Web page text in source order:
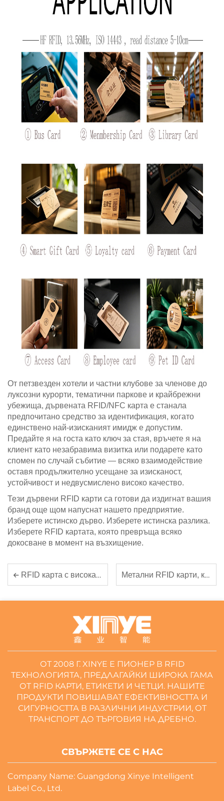
От петзвезден хотели и частни клубове за членове до
луксозни курорти, тематични паркове и крайбрежни
убежища, дървената RFID/NFC карта е станала
предпочитано средство за идентификация, когато
единствено най-изисканият имидж е допустим.
Предайте я на госта като ключ за стая, връчете я на
клиент като незабравима визитка или подарете като
спомен по случай събитие — всяко взаимодействие
оставя продължително усещане за изисканост,
устойчивост и недвусмислено високо качество.
Тези дървени RFID карти са готови да издигнат вашия
бранд още щом напуснат нашето предприятие.
Изберете истинско дърво. Изберете истинска разлика.
Изберете RFID картата, която превръща всяко
докосване в момент на възхищение.
RFID карта с висока термична устойчивост: Надеждна смарт карта за нови енергийни превозни средства Метални RFID карти, които ще повишат вашата стойност!
ОТ 2008 Г. XINYE Е ПИОНЕР В RFID
ТЕХНОЛОГИЯТА, ПРЕДЛАГАЙКИ ШИРОКА ГАМА
ОТ RFID КАРТИ, ЕТИКЕТИ И ЧЕТЦИ. НАШИТЕ
ПРОДУКТИ ПОВИШАВАТ ЕФЕКТИВНОСТТА И
СИГУРНОСТТА В РАЗЛИЧНИ ИНДУСТРИИ, ОТ
ТРАНСПОРТ ДО ТЪРГОВИЯ НА ДРЕБНО.
СВЪРЖЕТЕ СЕ С НАС
Company Name: Guangdong Xinye Intelligent
Label Co., Ltd.